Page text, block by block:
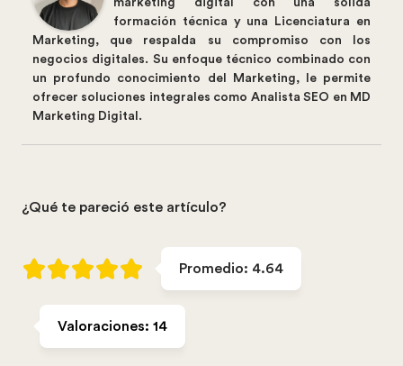
formación técnica y una Licenciatura en
Marketing, que respalda su compromiso con los
negocios digitales. Su enfoque técnico combinado con
un profundo conocimiento del Marketing, le permite
ofrecer soluciones integrales como Analista SEO en MD
Marketing Digital.
¿Qué te pareció este artículo?
Promedio: 4.64
Valoraciones: 14